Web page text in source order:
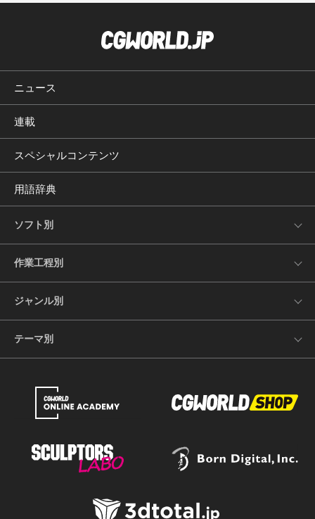
ニュース
連載
スペシャルコンテンツ
用語辞典
ソフト別
作業工程別
ジャンル別
テーマ別